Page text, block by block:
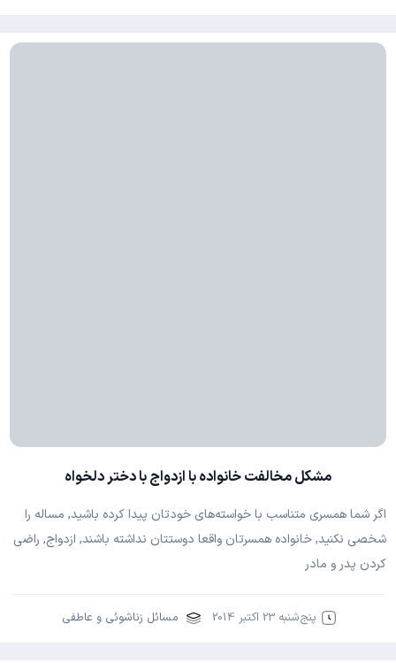
مشکل مخالفت خانواده با ازدواج با دختر دلخواه
اگر شما همسری متناسب با خواسته‌های خودتان پیدا کرده باشید, مساله را
شخصی نکنید, خانواده همسرتان واقعا دوستتان نداشته باشند, ازدواج, راضی
کردن پدر و مادر
پنج‌شنبه 23 اکتبر 2014 مسائل زناشوئی و عاطفی